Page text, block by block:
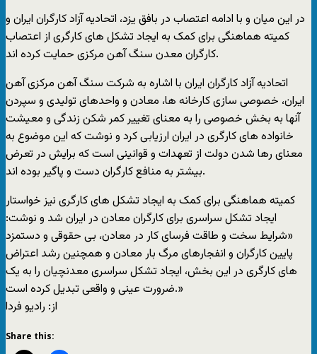
در اين ميان و با ادامه اعتصاب در بافق يزد،‌ اتحاديه آزاد کارگران ايران و
کميته هماهنگی برای کمک به ايجاد تشکل های کارگری از اعتصاب
کارگران معدن سنگ آهن مرکزی حمايت کرده اند.
اتحاديه آزاد کارگران ايران با اشاره به شرکت سنگ آهن مرکزی آهن
ايران، خصوصی سازی کارخانه ها،‌ معادن و واحدهای توليدی و سپردن
آنها به بخش خصوصی را به معنای تغيير کمر شکن زندگی و معيشت
خانواده های کارگری در ايران ارزيابی کرد و نوشت که اين موضوع به
معنای رها شدن دولت از تعهدات و قوانينی است که برايش در تعرض
بيشتر به منافع کارگران دست و پاگير بوده اند.
کميته هماهنگی برای کمک به ايجاد تشکل های کارگری نيز خواستار
ايجاد تشکل سراسری برای کارگران معادن در ايران شد و نوشت:
«شرايط سخت و طاقت فرسای کار در معادن، بی حقوقی و دستمزد
پايين کارگران و انفجارهای مرگ بار معادن و همچنين رشد اعتراض
های کارگری در اين بخش، ايجاد تشکل سراسری معدنچيان را به يک
ضرورت عينی و واقعی تبديل کرده است.»
از: راديو فردا
Share this: